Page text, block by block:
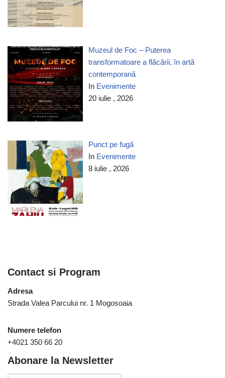
Muzeul de Foc – Puterea
transformatoare a flăcării, în artă
contemporană
In Evenimente
20 iulie , 2026
Punct pe fugă
In Evenimente
8 iulie , 2026
Contact si Program
Adresa
Strada Valea Parcului nr. 1 Mogosoaia
Numere telefon
+4021 350 66 20
Abonare la Newsletter